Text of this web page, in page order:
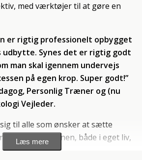
med værktøjer til at gøre en
er rigtig professionelt opbygget
Synes det er rigtig godt
man skal igennem undervejs
på egen krop. Super godt!”
Personlig Træner og (nu
Vejleder.
til alle som ønsker at sætte
på dagsordenen, både i eget liv,
andre.
Læs mere